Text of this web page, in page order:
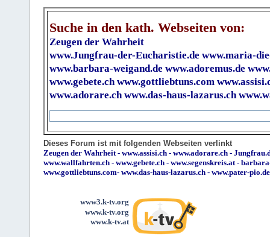
Suche in den kath. Webseiten von:
Zeugen der Wahrheit
www.Jungfrau-der-Eucharistie.de www.maria-
www.barbara-weigand.de www.adoremus.de
www.gebete.ch www.gottliebtuns.com
www.adorare.ch www.das-haus-lazarus.ch
Dieses Forum ist mit folgenden Webseiten verlinkt
Zeugen der Wahrheit- www.assisi.ch - www.adorare.ch -
www.wallfahrten.ch - www.gebete.ch - www.segenskreis.at-
www.gottliebtuns.com- www.das-haus-lazarus.ch - www.pater-pio.de
www3.k-tv.org
www.k-tv.org
www.k-tv.at